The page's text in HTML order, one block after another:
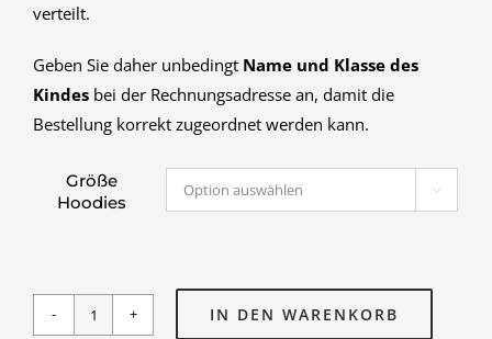
verteilt.
Geben Sie daher unbedingt Name und Klasse des
Kindes bei der Rechnungsadresse an, damit die
Bestellung korrekt zugeordnet werden kann.
Größe
Hoodies

Schul-
IN DEN WARENKORB